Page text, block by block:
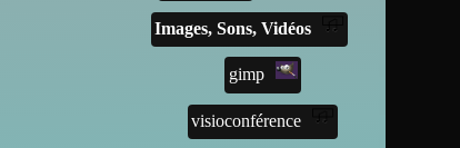
Images, Sons, Vidéos
gimp
visioconférence